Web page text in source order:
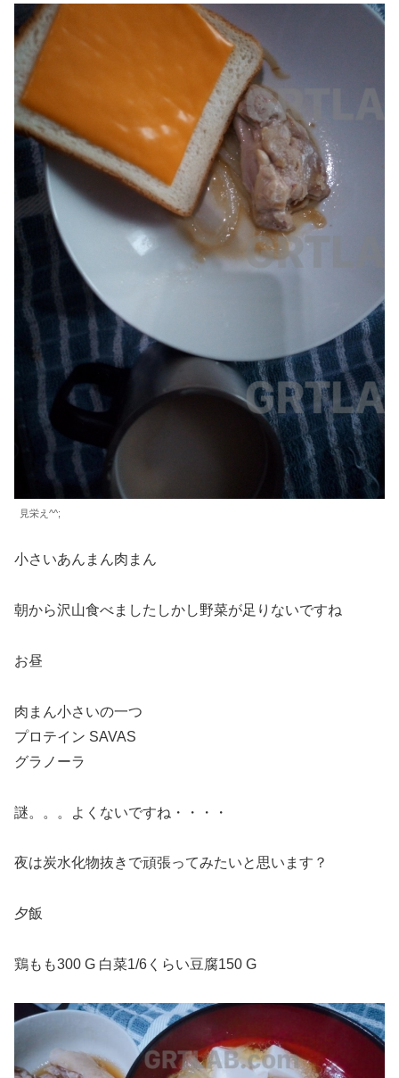
見栄え^^;
小さいあんまん肉まん
朝から沢山食べましたしかし野菜が足りないですね
お昼
肉まん小さいの一つ
プロテイン SAVAS
グラノーラ
謎。。。よくないですね・・・・
夜は炭水化物抜きで頑張ってみたいと思います？
夕飯
鶏もも300 G 白菜1/6くらい豆腐150 G